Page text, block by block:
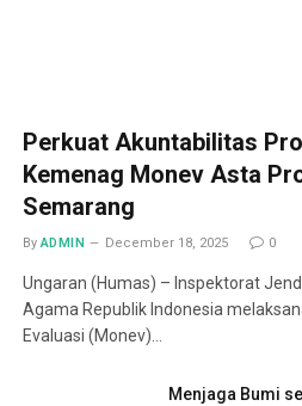
Perkuat Akuntabilitas
Kemenag Monev Asta
Semarang
By ADMIN December 18, 2025 0
Ungaran (Humas) – Inspektorat
Agama Republik Indonesia
Evaluasi (Monev)…
Menjaga Bumi